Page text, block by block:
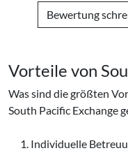
Bewertung
Vorteile von
Was sind die größten
South Pacific Exchange
Individuelle